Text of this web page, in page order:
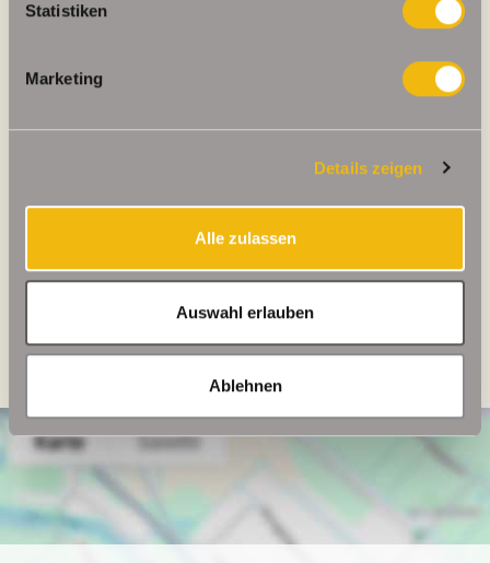
Statistiken
Marketing
Details zeigen
Alle zulassen
Auswahl erlauben
Ablehnen
Wesentlicher Energieträger
2028-09-08
ab dem 1.5.2014
Energieverbrauch für Warmwasser
enthalten
D
Energieausweis Baujahr
1996
Energieausweis Gebäudeart
Heizung
Zentralheizung